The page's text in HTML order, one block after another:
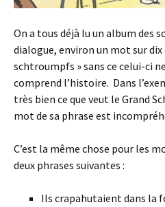
On a tous déjà lu un album des
dialogue, environ un mot sur
schtroumpfs » sans ce celui-ci
comprend l’histoire. Dans
très bien ce que veut le Grand
mot de sa phrase est
C’est la même chose pour les
deux phrases suivantes :
Ils crapahutaient dans la